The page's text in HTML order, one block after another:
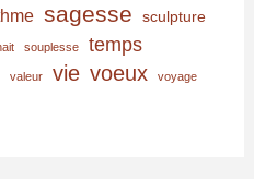
sagesse sculpture
souplesse
temps
valeur vie voeux voyage